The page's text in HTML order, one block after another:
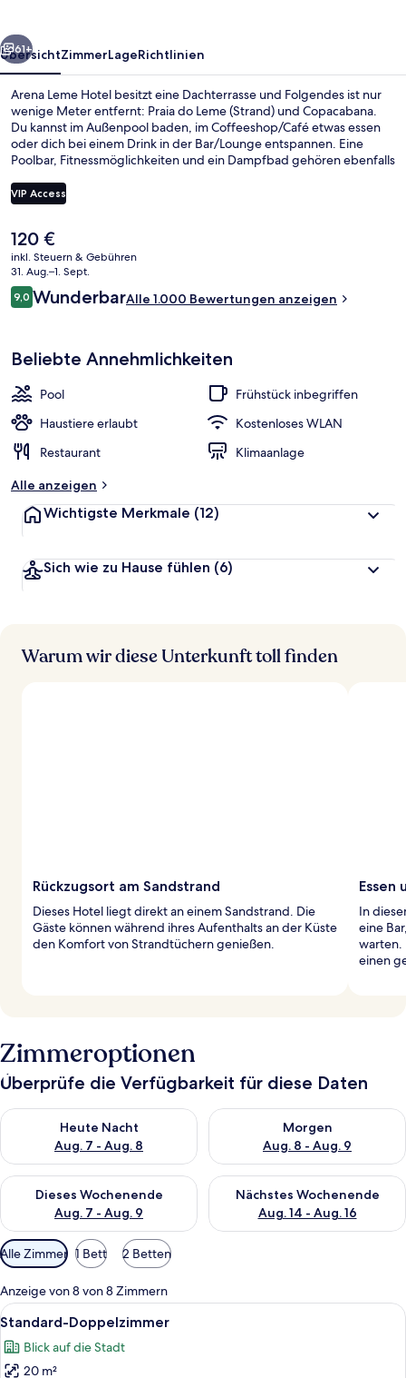
Weiter
61+
ÜbersichtZimmerLageRichtlinien
Arena Leme Hotel besitzt eine Dachterrasse und Folgendes ist nur
wenige Meter entfernt: Praia do Leme (Strand) und Copacabana.
Du kannst im Außenpool baden, im Coffeeshop/Café etwas essen
oder dich bei einem Drink in der Bar/Lounge entspannen. Eine
Poolbar, Fitnessmöglichkeiten und ein Dampfbad gehören ebenfalls
und die Lage.
VIP Access
Der
aktuelle
Preis
beträgt
120 €.
120 €
inkl. Steuern & Gebühren
31. Aug.–1. Sept.
Bewertungen
9,09,0 von 10.
WunderbarAlle 1.000 Bewertungen anzeigen
Beliebte Annehmlichkeiten
Pool
Frühstück inbegriffen
Haustiere erlaubt
Kostenloses WLAN
Restaurant
Klimaanlage
Alle anzeigen
Wichtigste Merkmale (12)
Sich wie zu Hause fühlen (6)
Warum wir diese Unterkunft toll finden
Rückzugsort am Sandstrand
Dieses Hotel liegt direkt an einem Sandstrand. Die
Gäste können während ihres Aufenthalts an der Küste
den Komfort von Strandtüchern genießen.
Essen
In
eine
warten.
einen
Zimmeroptionen
Überprüfe die Verfügbarkeit für diese Daten
Heute Nacht
Aug. 7 - Aug. 8
Überprüfe die Verfügbarkeit für heute Nacht, Aug. 7 - Aug. 8.
Morgen
Aug. 8 - Aug. 9
Überprüfe die Verfügbarkeit
Dieses Wochenende
Aug. 7 - Aug. 9
Überprüfe die Verfügbarkeit für dieses Wochenende, Aug. 7
Nächstes Wochenende
Aug. 14 - Aug. 16
Überprüfe die Verfügbarkeit
Verfügbare
Filter
für
Zimmer
Alle Zimmer 1 Bett 2 Betten
Anzeige von 8 von 8 Zimmern
Alle
Fotos
für
Ein Hotelzimmer mit Bett,
5
Standard-Doppelzimmer
Blick auf die Stadt
20 m²